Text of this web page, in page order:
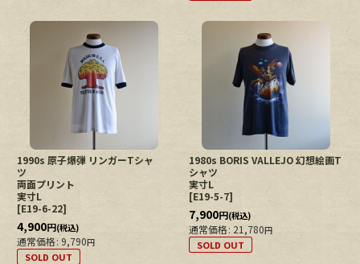
1990s 原子爆弾 リンガーTシャ
ツ
両面プリント
実寸L
[E19-6-22]
4,900円(税込)
通常価格: 9,790円
SOLD OUT
1980s BORIS VALLEJO 幻想絵画T
シャツ
実寸L
[E19-5-7]
7,900円(税込)
通常価格: 21,780円
SOLD OUT